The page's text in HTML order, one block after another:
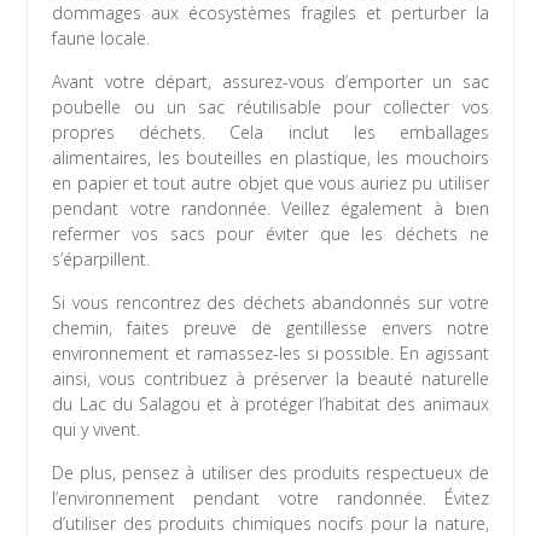
dommages aux écosystèmes fragiles et perturber la
faune locale.
Avant votre départ, assurez-vous d’emporter un sac
poubelle ou un sac réutilisable pour collecter vos
propres déchets. Cela inclut les emballages
alimentaires, les bouteilles en plastique, les mouchoirs
en papier et tout autre objet que vous auriez pu utiliser
pendant votre randonnée. Veillez également à bien
refermer vos sacs pour éviter que les déchets ne
s’éparpillent.
Si vous rencontrez des déchets abandonnés sur votre
chemin, faites preuve de gentillesse envers notre
environnement et ramassez-les si possible. En agissant
ainsi, vous contribuez à préserver la beauté naturelle
du Lac du Salagou et à protéger l’habitat des animaux
qui y vivent.
De plus, pensez à utiliser des produits respectueux de
l’environnement pendant votre randonnée. Évitez
d’utiliser des produits chimiques nocifs pour la nature,